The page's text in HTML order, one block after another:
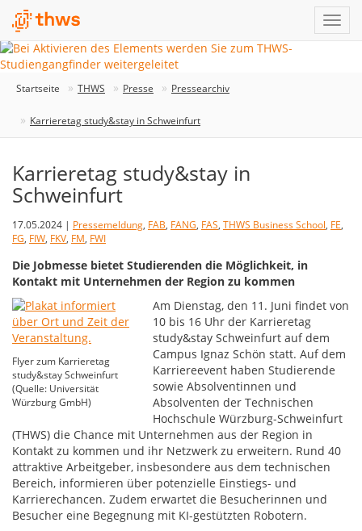
Startseite THWS Presse Pressearchiv
Karrieretag study&stay in Schweinfurt
Karrieretag study&stay in
Schweinfurt
17.05.2024 | Pressemeldung, FAB, FANG, FAS, THWS Business School, FE,
FG, FIW, FKV, FM, FWI
Die Jobmesse bietet Studierenden die Möglichkeit, in
Kontakt mit Unternehmen der Region zu kommen
Flyer zum Karrieretag
study&stay Schweinfurt
(Quelle: Universität
Würzburg GmbH)
Am Dienstag, den 11. Juni findet von
10 bis 16 Uhr der Karrieretag
study&stay Schweinfurt auf dem
Campus Ignaz Schön statt. Auf dem
Karriereevent haben Studierende
sowie Absolventinnen und
Absolventen der Technischen
Hochschule Würzburg-Schweinfurt
(THWS) die Chance mit Unternehmen aus der Region in
Kontakt zu kommen und ihr Netzwerk zu erweitern. Rund 40
attraktive Arbeitgeber, insbesondere aus dem technischen
Bereich, informieren über potenzielle Einstiegs- und
Karrierechancen. Zudem erwartet die Besucherinnen und
Besucher eine Begegnung mit KI-gestützten Robotern.